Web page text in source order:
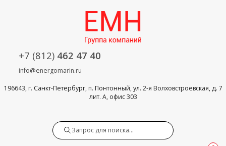
+7 (812) 462 47 40
info@energomarin.ru
196643, г. Санкт-Петербург, п. Понтонный, ул. 2-я Волховстроевская, д. 7
лит. А, офис 303